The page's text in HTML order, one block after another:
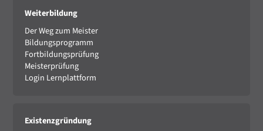
Weiterbildung
Der Weg zum Meister
Bildungsprogramm
Fortbildungsprüfung
Meisterprüfung
Login Lernplattform
Existenzgründung